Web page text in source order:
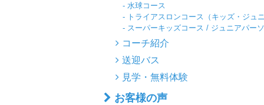
水球コース
トライアスロンコース（キッズ・ジュ
スーパーキッズコース / ジュニアパー
コーチ紹介
送迎バス
見学・無料体験
お客様の声